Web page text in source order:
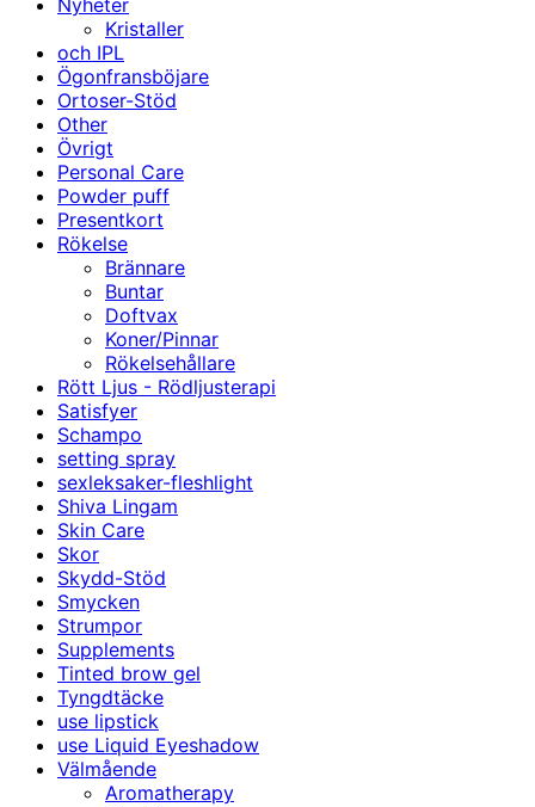
Nyheter
Kristaller
och IPL
Ögonfransböjare
Ortoser-Stöd
Other
Övrigt
Personal Care
Powder puff
Presentkort
Rökelse
Brännare
Buntar
Doftvax
Koner/Pinnar
Rökelsehållare
Rött Ljus - Rödljusterapi
Satisfyer
Schampo
setting spray
sexleksaker-fleshlight
Shiva Lingam
Skin Care
Skor
Skydd-Stöd
Smycken
Strumpor
Supplements
Tinted brow gel
Tyngdtäcke
use lipstick
use Liquid Eyeshadow
Välmående
Aromatherapy